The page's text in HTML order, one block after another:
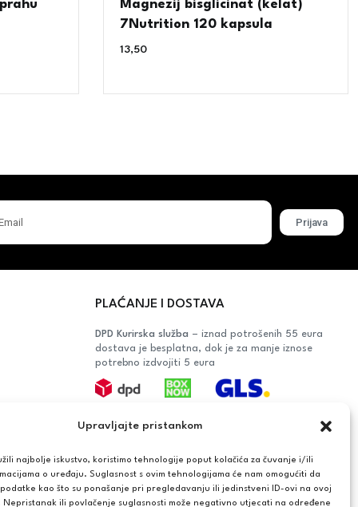
Upravljajte pristankom
najbolje iskustvo, koristimo tehnologije poput kolačića za čuvanje i/ili
o uređaju. Suglasnost s ovim tehnologijama će nam omogućiti da
kao što su ponašanje pri pregledavanju ili jedinstveni ID-ovi na ovoj
Nepristanak ili povlačenje suglasnosti može negativno utjecati na određene
Magnezij bisglicinat (kelat)
7Nutrition 120 kapsula
13,50
Prijava
PLAĆANJE I DOSTAVA
DPD Kurirska služba – iznad potrošenih 55 eura
dostava je besplatna, dok je za manje iznose
potrebno izdvojiti 5 eura
Bankovna transakcija, plaćanje prilikom